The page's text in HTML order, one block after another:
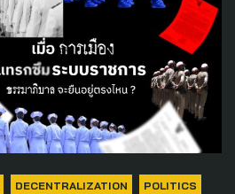
DECENTRALIZATION POLITICS